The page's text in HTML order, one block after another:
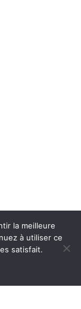
la meilleure
à utiliser ce
satisfait.